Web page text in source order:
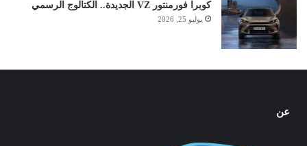
كوبرا فورمنتور VZ الجديدة.. الكتالوج الرسمي
يوليو 25, 2026
عن